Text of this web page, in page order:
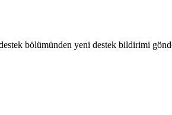
bölümünden yeni destek bildirimi